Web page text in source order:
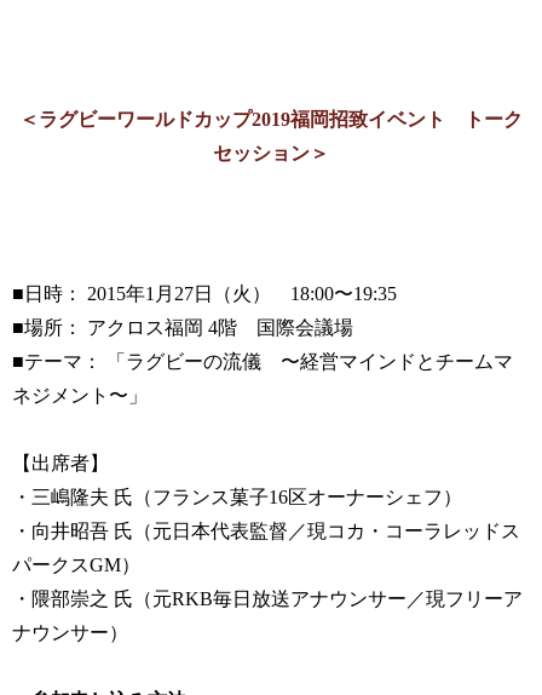
＜ラグビーワールドカップ2019福岡招致イベント トーク
セッション＞
■日時： 2015年1月27日（火） 18:00〜19:35
■場所： アクロス福岡 4階 国際会議場
■テーマ： 「ラグビーの流儀 〜経営マインドとチームマ
ネジメント〜」
【出席者】
・三嶋隆夫 氏（フランス菓子16区オーナーシェフ）
・向井昭吾 氏（元日本代表監督／現コカ・コーラレッドス
パークスGM）
・隈部崇之 氏（元RKB毎日放送アナウンサー／現フリーア
ナウンサー）